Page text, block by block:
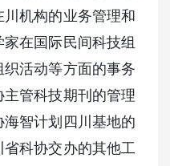
机构的业务管理和
在国际民间科技组
活动等方面的事务
管科技期刊的管理
智计划四川基地的
科协交办的其他工